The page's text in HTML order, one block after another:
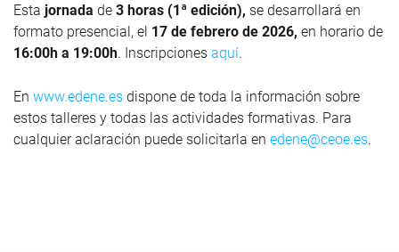
Esta jornada de 3 horas (1ª edición), se desarrollará en
formato presencial, el 17 de febrero de 2026, en horario de
16:00h a 19:00h. Inscripciones aquí.
En www.edene.es dispone de toda la información sobre
estos talleres y todas las actividades formativas. Para
cualquier aclaración puede solicitarla en edene@ceoe.es.